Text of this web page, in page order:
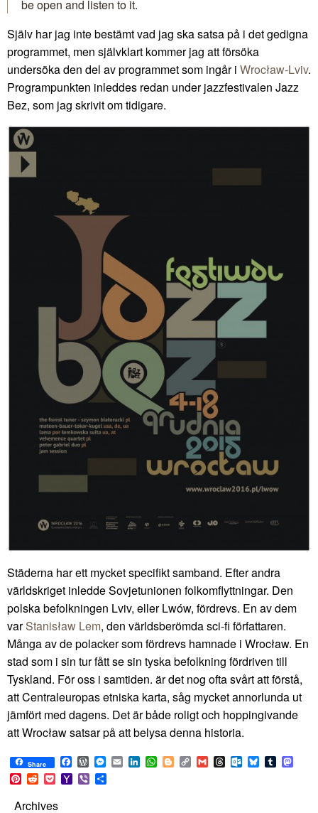
be open and listen to it.
Själv har jag inte bestämt vad jag ska satsa på i det gedigna
programmet, men självklart kommer jag att försöka
undersöka den del av programmet som ingår i Wrocław-Lviv.
Programpunkten inleddes redan under jazzfestivalen Jazz
Bez, som jag skrivit om tidigare.
Städerna har ett mycket specifikt samband. Efter andra
världskriget inledde Sovjetunionen folkomflyttningar. Den
polska befolkningen Lviv, eller Lwów, fördrevs. En av dem
varStanisław Lem, den världsberömda sci-fi författaren.
Många av de polacker som fördrevs hamnade i Wrocław. En
stad som i sin tur fått se sin tyska befolkning fördriven till
Tyskland. För oss i samtiden. är det nog ofta svårt att förstå,
att Centraleuropas etniska karta, såg mycket annorlunda ut
jämfört med dagens. Det är både roligt och hoppingivande
att Wrocław satsar på att belysa denna historia.
Share Facebook
WordPress
Messenger
EmailLinkedIn
WhatsApp
BloggerCopy
Link
GmailThreadsOutlook.com
BlueskyTumblr
Pinterest
RedditPocketYahoo
Mail
Viber
Archives